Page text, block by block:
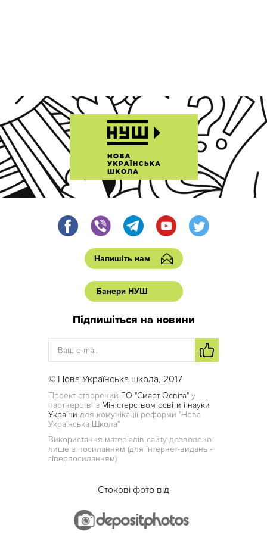
Напишіть нам
Банери НУШ
Підпишіться на новини
© Нова Українська школа, 2017
Проект створений ГО "Смарт Освіта" у
партнерстві з Міністерством освіти і науки
України для комунікації реформи "Нова
Українська Школа"
Використання матеріалів сайту дозволено
лише з посиланням (для інтернет-видань -
гіперпосиланням)
Стокові фото від